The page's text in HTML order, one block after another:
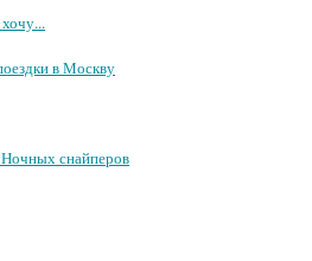
в Москву
снайперов